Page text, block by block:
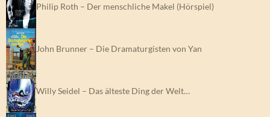
Philip Roth – Der menschliche Makel (Hörspiel)
John Brunner – Die Dramaturgisten von Yan
Willy Seidel – Das älteste Ding der Welt…